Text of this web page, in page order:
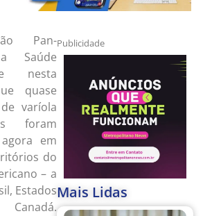
Pan-
Saúde
nesta
quase
varíola
foram
em
do
– a
Estados
Publicidade
Mais Lidas